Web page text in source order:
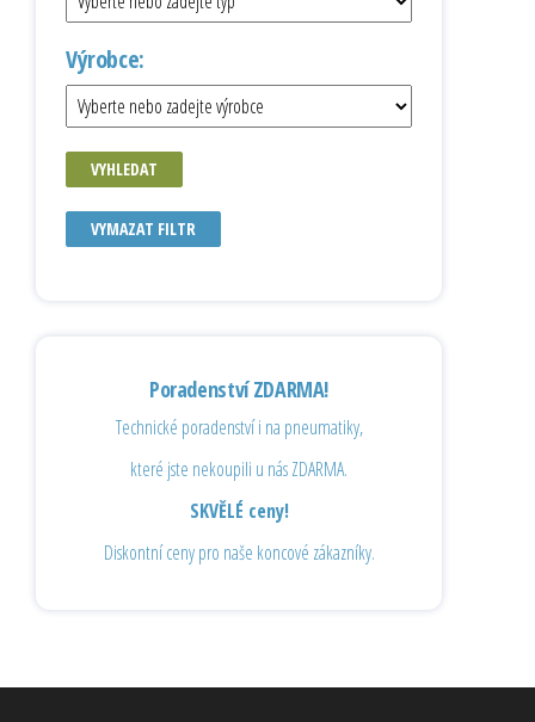
Výrobce:
VYHLEDAT
VYMAZAT FILTR
Poradenství ZDARMA!
Technické poradenství i na pneumatiky,
které jste nekoupili u nás ZDARMA.
SKVĚLÉ ceny!
Diskontní ceny pro naše koncové zákazníky.